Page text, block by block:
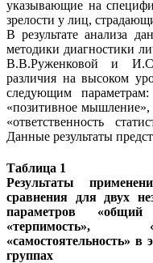
указывающие на
зрелости у лиц,
В результате анализа
методики диагностики
В.В.Руженковой и
различия на высоком
следующим
«позитивное мышление»,
«ответственность
Данные результаты
Таблица 1
Результаты
сравнения для двух
параметров «общий
«терпимость»,
«самостоятельность» в
группах